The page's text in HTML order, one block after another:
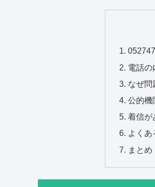
電話の
なぜ問
公的機
着信が
よくあ
まとめ